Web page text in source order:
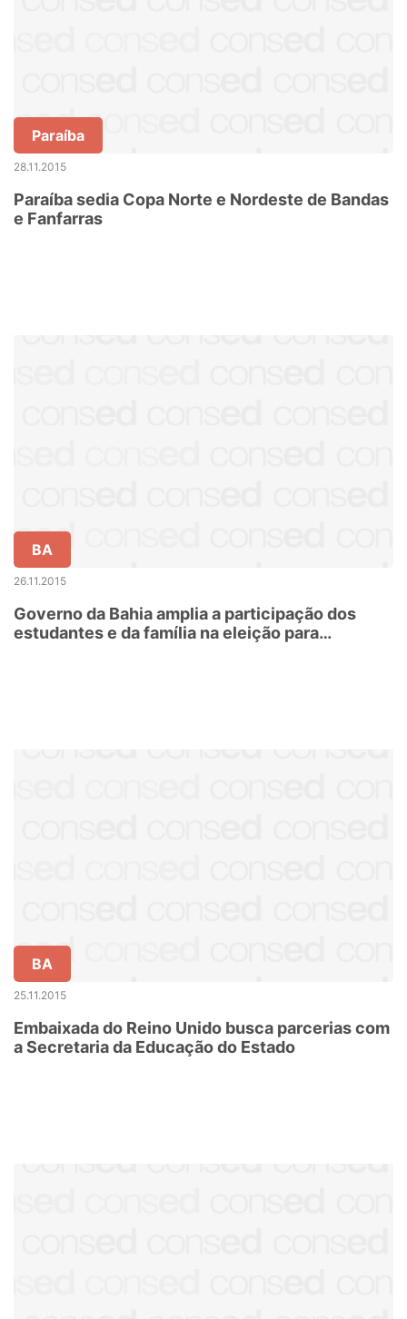
Paraíba
28.11.2015
Paraíba sedia Copa Norte e Nordeste de Bandas
e Fanfarras
BA
26.11.2015
Governo da Bahia amplia a participação dos
estudantes e da família na eleição para
BA
25.11.2015
Embaixada do Reino Unido busca parcerias com
a Secretaria da Educação do Estado